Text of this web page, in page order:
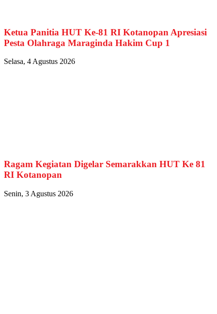
Ketua Panitia HUT Ke-81 RI Kotanopan Apresiasi
Pesta Olahraga Maraginda Hakim Cup 1
Selasa, 4 Agustus 2026
Ragam Kegiatan Digelar Semarakkan HUT Ke 81
RI Kotanopan
Senin, 3 Agustus 2026